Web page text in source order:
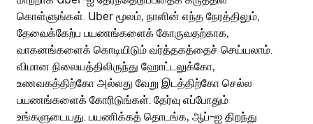
கொள்ளுங்கள். Uber மூலம், நாளின் எந்த நேரத்திலும்,
தேவைக்கேற்ப பயணங்களைக் கோருவதற்காக,
வாகனங்களைக் கொடியிடும் வர்த்தகத்தைச் செய்யலாம்.
விமான நிலையத்திலிருந்து ஹோட்டலுக்கோ,
உணவகத்திற்கோ அல்லது வேறு இடத்திற்கோ செல்ல
பயணங்களைக் கோரிடுங்கள். தேர்வு எப்போதும்
உங்களுடையது. பயணிக்கத் தொடங்க, ஆப்-ஐ திறந்து